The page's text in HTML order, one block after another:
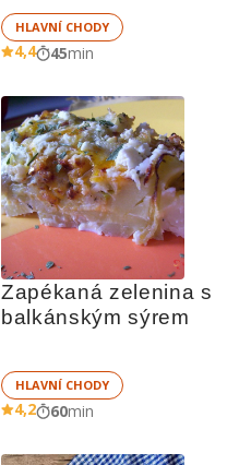
HLAVNÍ CHODY
4,4 45min
Zapékaná zelenina s
balkánským sýrem
HLAVNÍ CHODY
4,2 60min